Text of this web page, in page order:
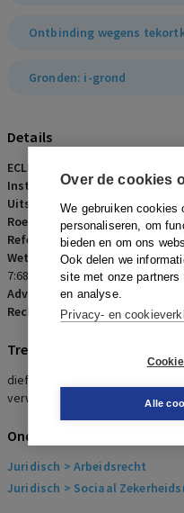
Over de cookies
We gebruiken cookies
personaliseren, om
bieden en om ons
Ook delen we
site met onze
en analyse.
Privacy- en
Alle
Ontbinding wegens
Gronden: i-grond
Details
ECLI:
Instantie:Rechtbank Noord-
Uitspraakdatum:22 november
Roepnaam:Stichting De
Referentienummer:AR-2024-
Wetsartikelen:6:271 BW; 7:632
7:686 BW
Advocaten: A. Busse en S.L.
Rechters:P.J. Jansen
Trefwoorden
diefstal, aangifte, cautie,
verwijtbaar handelen.
Onderwerpen
Juridisch > Arbeidsrecht
Juridisch > Sociaal